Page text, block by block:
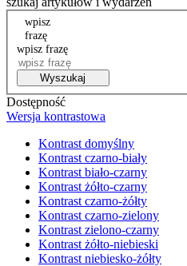
wpisz
frazę
wpisz frazę
Wyszukaj
Dostępność
Wersja kontrastowa
Kontrast domyślny
Kontrast czarno-biały
Kontrast biało-czarny
Kontrast żółto-czarny
Kontrast czarno-żółty
Kontrast czarno-zielony
Kontrast zielono-czarny
Kontrast żółto-niebieski
Kontrast niebiesko-żółty